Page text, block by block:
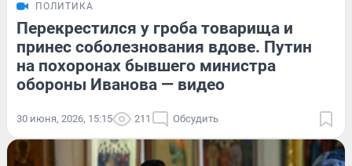
ПОЛИТИКА
Перекрестился у гроба товарища и
принес соболезнования вдове. Путин
на похоронах бывшего министра
обороны Иванова — видео
30 июня, 2026, 15:15 211 Обсудить